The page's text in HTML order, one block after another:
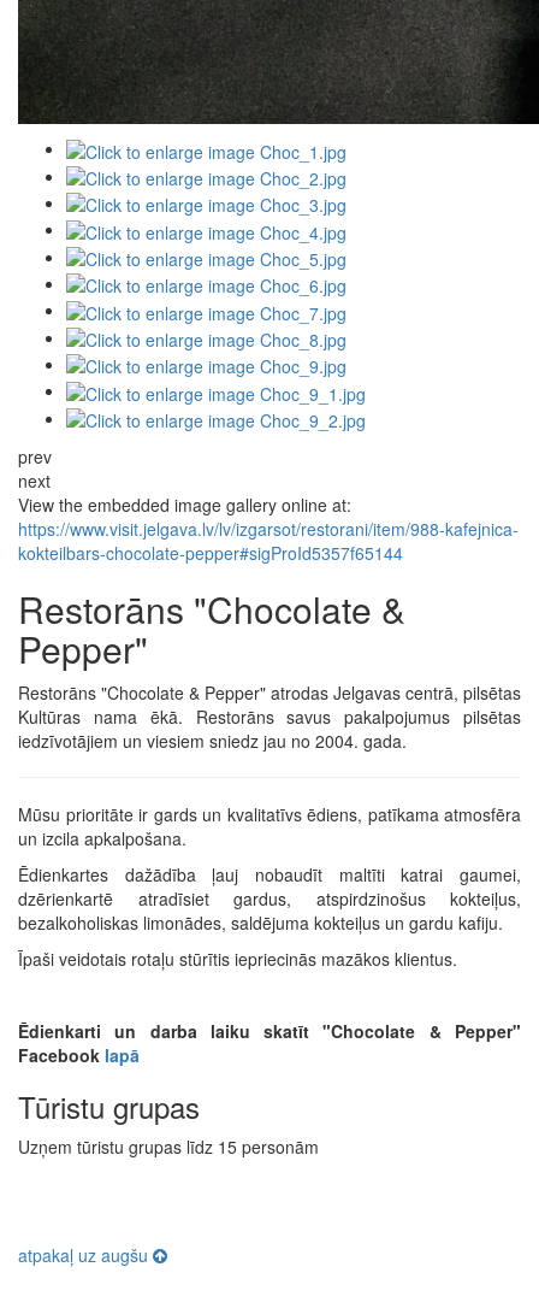
prev
next
View the embedded image gallery online at:
https://www.visit.jelgava.lv/lv/izgarsot/restorani/item/988-kafejnica-
kokteilbars-chocolate-pepper#sigProId5357f65144
Restorāns "Chocolate &
Pepper"
Restorāns "Chocolate & Pepper" atrodas Jelgavas centrā, pilsētas
Kultūras nama ēkā. Restorāns savus pakalpojumus pilsētas
iedzīvotājiem un viesiem sniedz jau no 2004. gada.
Mūsu prioritāte ir gards un kvalitatīvs ēdiens, patīkama atmosfēra
un izcila apkalpošana.
Ēdienkartes dažādība ļauj nobaudīt maltīti katrai gaumei,
dzērienkartē atradīsiet gardus, atspirdzinošus kokteiļus,
bezalkoholiskas limonādes, saldējuma kokteiļus un gardu kafiju.
Īpaši veidotais rotaļu stūrītis iepriecinās mazākos klientus.
Ēdienkarti un darba laiku skatīt "Chocolate & Pepper"
Facebook lapā
Tūristu grupas
Uzņem tūristu grupas līdz 15 personām
atpakaļ uz augšu